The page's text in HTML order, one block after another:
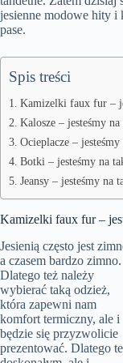
jesienne modowe hity i
pase.
Spis treści
Kamizelki faux fur –
Kalosze – jesteśmy na
Ocieplacze – jesteśmy
Botki – jesteśmy na
Jeansy – jesteśmy na
Kamizelki faux fur –
Jesienią często jest
a czasem bardzo zimno.
Dlatego też należy
wybierać taką odzież,
która zapewni nam
komfort termiczny, ale i
będzie się przyzwolicie
prezentować. Dlatego